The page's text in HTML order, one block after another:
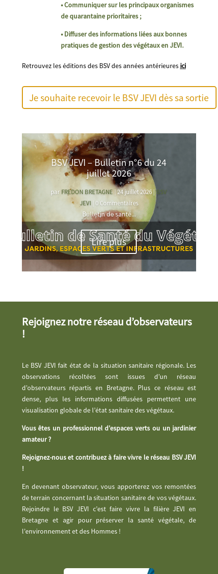
• Communiquer sur les principaux organismes
de quarantaine prioritaires ;
• Diffuser des informations liées aux bonnes
pratiques de gestion des végétaux en JEVI.
Retrouvez les éditions des BSV des années antérieures ici
Je souhaite recevoir le BSV JEVI dès sa sortie
BSV JEVI – Bulletin n°6 du 24
juillet 2026
par FREDON BRETAGNE |24 juillet 2026 |BSV
JEVI| 0 Commentaires
Bulletin de santé...
Lire plus
Rejoignez notre réseau d’observateurs
!
Le BSV JEVI fait état de la situation sanitaire régionale. Les
observations récoltées sont issues d’un réseau
d’observateurs répartis en Bretagne. Plus ce réseau est
dense, plus les informations diffusées permettent une
visualisation globale de l’état sanitaire des végétaux.
Vous êtes un professionnel d’espaces verts ou un jardinier
amateur ?
Rejoignez-nous et contribuez à faire vivre le réseau BSV JEVI
!
En devenant observateur, vous apporterez vos remontées
de terrain concernant la situation sanitaire de vos végétaux.
Rejoindre le BSV JEVI c’est faire vivre la filière JEVI en
Bretagne et agir pour préserver la santé végétale, de
l’environnement et des Hommes !